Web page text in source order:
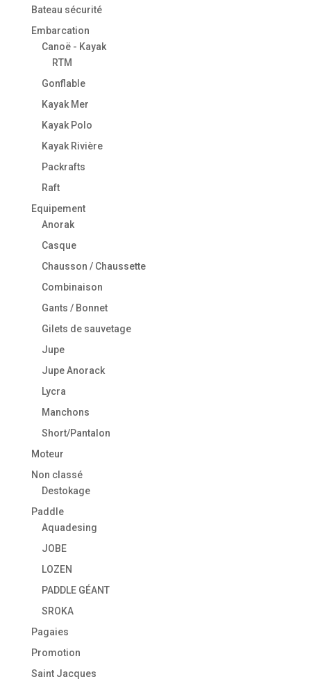
Bateau sécurité
Embarcation
Canoë - Kayak
RTM
Gonflable
Kayak Mer
Kayak Polo
Kayak Rivière
Packrafts
Raft
Equipement
Anorak
Casque
Chausson / Chaussette
Combinaison
Gants / Bonnet
Gilets de sauvetage
Jupe
Jupe Anorack
Lycra
Manchons
Short/Pantalon
Moteur
Non classé
Destokage
Paddle
Aquadesing
JOBE
LOZEN
PADDLE GÉANT
SROKA
Pagaies
Promotion
Saint Jacques